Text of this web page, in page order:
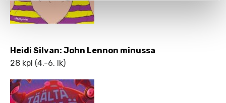
Heidi Silvan: John Lennon minussa
28 kpl (4.-6. lk)